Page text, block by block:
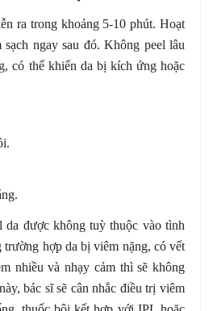
ra trong khoảng 5-10 phút. Hoạt
sạch ngay sau đó. Không peel lâu
có thể khiến da bị kích ứng hoặc
da được không tuỳ thuộc vào tình
trường hợp da bị viêm nặng, có vết
nhiều và nhạy cảm thì sẽ không
bác sĩ sẽ cân nhắc điều trị viêm